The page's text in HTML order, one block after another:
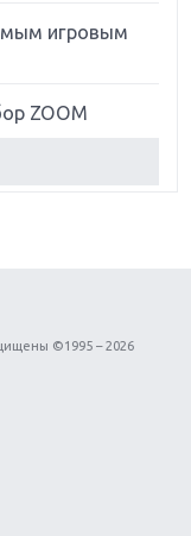
игровым
ZOOM
эволюции
Spider-Man и
©1995 – 2026